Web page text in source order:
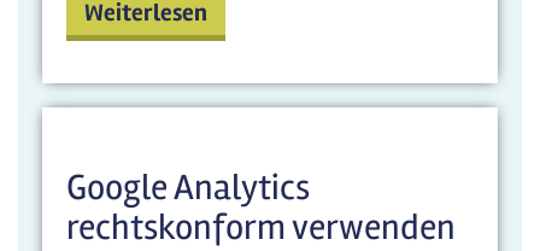
Weiterlesen
Google Analytics
rechtskonform verwenden